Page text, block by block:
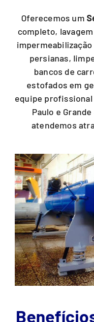
Oferecemos um
completo,
persianas,
bancos de
estofados em
equipe profissional
Paulo e
atendemos